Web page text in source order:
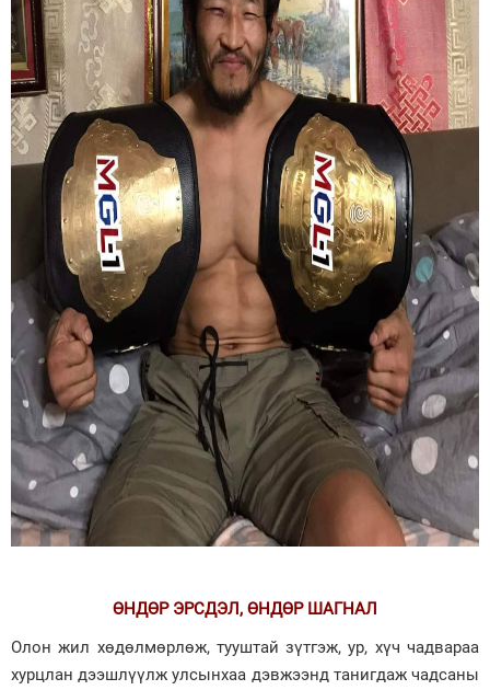
ӨНДӨР ЭРСДЭЛ, ӨНДӨР ШАГНАЛ
Олон жил хөдөлмөрлөж, тууштай зүтгэж, ур, хүч чадвараа
хурцлан дээшлүүлж улсынхаа дэвжээнд танигдаж чадсаны